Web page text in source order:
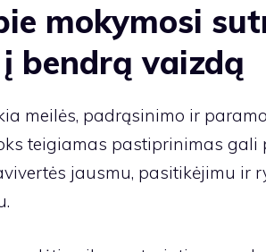
mokymosi
bendrą vaizdą
meilės, padrąsinimo ir
teigiamas pastiprinimas gali
jausmu, pasitikėjimu ir